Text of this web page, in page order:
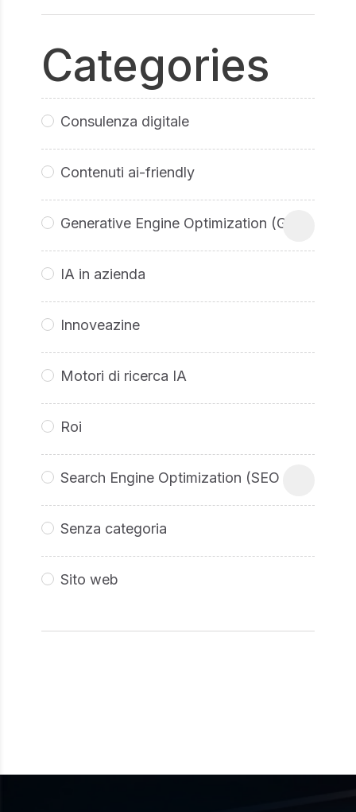
Categories
Consulenza digitale
Contenuti ai-friendly
Generative Engine Optimization (GEO
IA in azienda
Innoveazine
Motori di ricerca IA
Roi
Search Engine Optimization (SEO
Senza categoria
Sito web